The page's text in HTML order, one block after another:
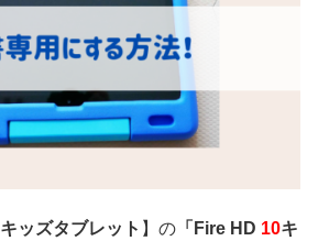
キッズタブレット 】の 「 Fire HD 10キ